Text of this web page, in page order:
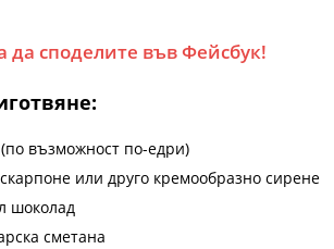
да споделите във Фейсбук!
възможност по-едри)
или друго кремообразно сирене
шоколад
сметана